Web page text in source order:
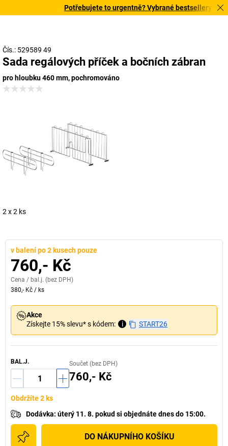
Potřebujete to urgentně? Vybrané bestsellery
Čís.: 529589 49
Sada regálových příček a bočních zábran
pro hloubku 460 mm, pochromováno
2 x 2 ks
v balení po 2 kusech pouze
760,- Kč
Cena / bal.j. (bez DPH)
380,- Kč / ks
Akce
Získejte 15% slevu* s kódem:
i START26
BAL.J. Součet (bez DPH)
760,- Kč
Obdržíte 2 ks
Dodávka: úterý 11. 8. pokud si objednáte dnes do 15:00.
DO NÁKUPNÍHO KOŠÍKU